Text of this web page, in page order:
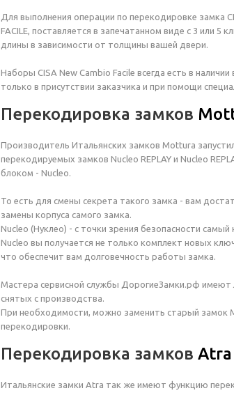
Для выполнения операции по перекодировке замка
FACILE, поставляется в запечатанном виде с 3 или
длины в зависимости от толщины вашей двери.
Наборы CISA New Cambio Facile всегда есть в
только в присутствии заказчика и при помощи
Перекодировка замков
Производитель Итальянских замков Mottura
перекодируемых замков Nucleo REPLAY и Nucleo
блоком - Nucleo.
То есть для смены секрета такого замка - вам
замены корпуса самого замка.
Nucleo (Нуклео) - с точки зрения безопасности
Nucleo вы получается не только комплект новых
что обеспечит вам долговечность работы замка.
Мастера сервисной службы ДорогиеЗамки.рф
снятых с производства.
При необходимости, можно заменить старый замок
перекодировки.
Перекодировка замков
Итальянские замки Atra так же имеют функцию